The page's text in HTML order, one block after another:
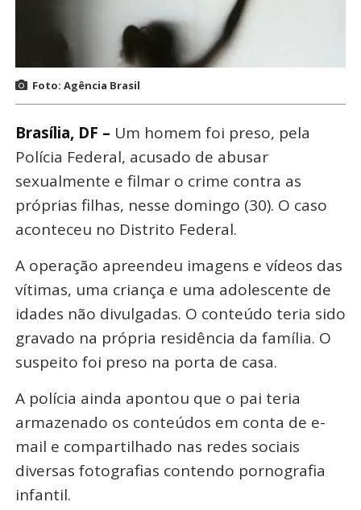
Foto: Agência Brasil
Brasília, DF – Um homem foi preso, pela
Polícia Federal, acusado de abusar
sexualmente e filmar o crime contra as
próprias filhas, nesse domingo (30). O caso
aconteceu no Distrito Federal.
A operação apreendeu imagens e vídeos das
vítimas, uma criança e uma adolescente de
idades não divulgadas. O conteúdo teria sido
gravado na própria residência da família. O
suspeito foi preso na porta de casa.
A polícia ainda apontou que o pai teria
armazenado os conteúdos em conta de e-
mail e compartilhado nas redes sociais
diversas fotografias contendo pornografia
infantil.